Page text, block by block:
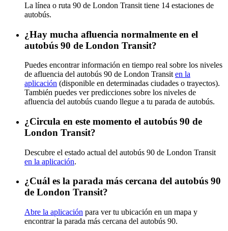
La línea o ruta 90 de London Transit tiene 14 estaciones de
autobús.
¿Hay mucha afluencia normalmente en el
autobús 90 de London Transit?
Puedes encontrar información en tiempo real sobre los niveles
de afluencia del autobús 90 de London Transit en la
aplicación (disponible en determinadas ciudades o trayectos).
También puedes ver predicciones sobre los niveles de
afluencia del autobús cuando llegue a tu parada de autobús.
¿Circula en este momento el autobús 90 de
London Transit?
Descubre el estado actual del autobús 90 de London Transit
en la aplicación.
¿Cuál es la parada más cercana del autobús 90
de London Transit?
Abre la aplicación para ver tu ubicación en un mapa y
encontrar la parada más cercana del autobús 90.